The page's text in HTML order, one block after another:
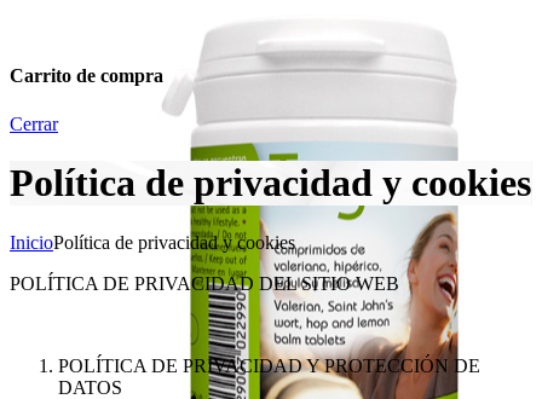
Carrito de compra
Cerrar
Política de privacidad y cookies
InicioPolítica de privacidad y cookies
POLÍTICA DE PRIVACIDAD DEL SITIO WEB
POLÍTICA DE PRIVACIDAD Y PROTECCIÓN DE
DATOS